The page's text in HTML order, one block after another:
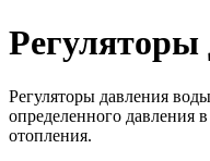
Регуляторы
Регуляторы давления
определенного давления
отопления.